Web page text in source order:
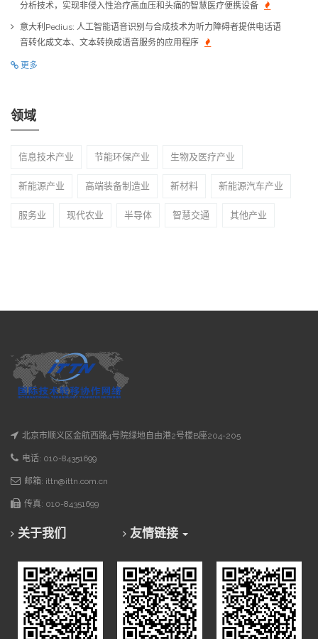
分析技术，实现非侵入性治疗高血压和头痛的智慧医疗便携设备
意大利Pedius: 人工智能语音识别与合成技术为听力障碍者提供电话语
音转化成文本、文本转换成语音服务的应用程序
更多
领域
信息技术产业 节能环保产业 生物及医疗产业
新能源产业 高端装备制造业 新材料 新能源汽车产业
服务业 现代农业 半导体 智慧交通 其他产业
北京市顺义区金航西路4号院绿地自由港2号楼B座204-205
电话: 010-84351699
邮箱: ittn@ittn.com.cn
传真: 010-84351699
关于我们 友情链接